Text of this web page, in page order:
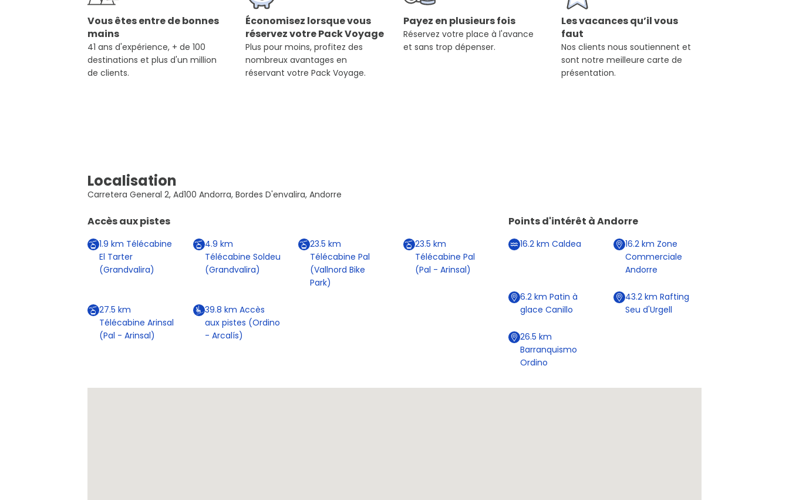
Vous êtes entre de bonnes
mains
41 ans d'expérience, + de 100
destinations et plus d'un million
de clients.
Économisez lorsque vous
réservez votre Pack Voyage
Plus pour moins, profitez des
nombreux avantages en
réservant votre Pack Voyage.
Payez en plusieurs fois
Réservez votre place à l'avance
et sans trop dépenser.
Les vacances qu’il vous
faut
Nos clients nous soutiennent et
sont notre meilleure carte de
présentation.
Localisation
Carretera General 2, Ad100 Andorra, Bordes D'envalira, Andorre
Accès aux pistes
1.9km Télécabine
El Tarter
(Grandvalira)
4.9 km
Télécabine Soldeu
(Grandvalira)
23.5 km
Télécabine Pal
(Vallnord Bike
Park)
23.5 km
Télécabine Pal
(Pal - Arinsal)
27.5km
Télécabine Arinsal
(Pal - Arinsal)
39.8 km Accès
aux pistes (Ordino
- Arcalís)
Points d'intérêt àAndorre
16.2km Caldea 16.2km Zone
Commerciale
Andorre
6.2km Patin à
glace Canillo
43.2km Rafting
Seu d'Urgell
26.5km
Barranquismo
Ordino